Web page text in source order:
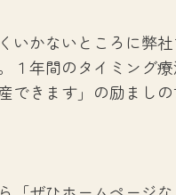
いかないところに弊
年間のタイミング
できます」の励まし